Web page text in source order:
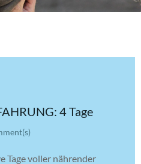
4 Tage
Tage voller nährender